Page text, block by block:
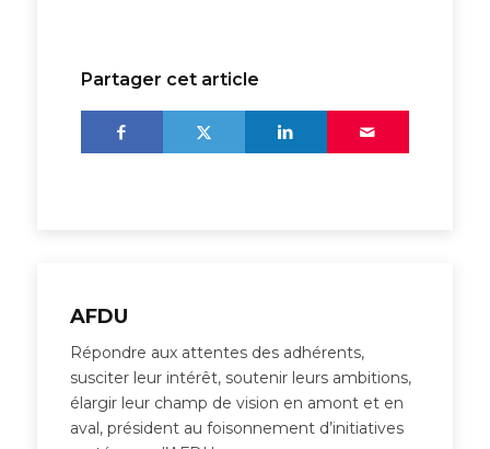
Partager cet article
AFDU
Répondre aux attentes des adhérents,
susciter leur intérêt, soutenir leurs ambitions,
élargir leur champ de vision en amont et en
aval, président au foisonnement d’initiatives